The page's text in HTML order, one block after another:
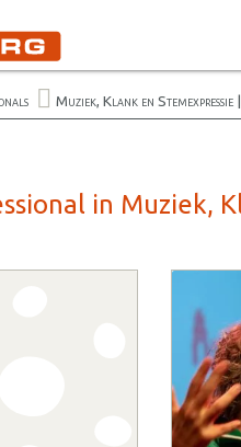
Muziek, Klank en Stemexpressie
in Muziek,